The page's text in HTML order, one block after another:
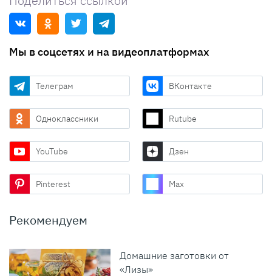
Мы в соцсетях и на видеоплатформах
Телеграм ВКонтакте
Одноклассники Rutube
YouTube Дзен
Pinterest Max
Рекомендуем
Домашние заготовки от
«Лизы»